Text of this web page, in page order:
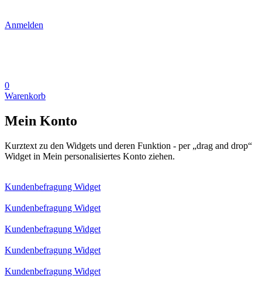
Anmelden
0
Warenkorb
Mein Konto
Kurztext zu den Widgets und deren Funktion - per „drag and drop“
Widget in Mein personalisiertes Konto ziehen.
Kundenbefragung Widget
Kundenbefragung Widget
Kundenbefragung Widget
Kundenbefragung Widget
Kundenbefragung Widget